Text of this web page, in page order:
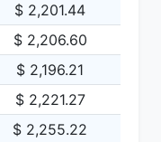
$ 2,201.44
$ 2,206.60
$ 2,196.21
$ 2,221.27
$ 2,255.22